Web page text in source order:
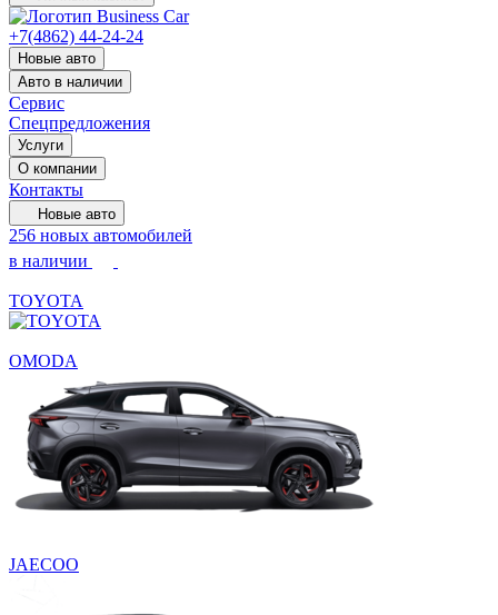
+7(4862) 44-24-24
Новые авто
Авто в наличии
Сервис
Спецпредложения
Услуги
О компании
Контакты
Новые авто
256 новых автомобилей
в наличии
TOYOTA
OMODA
JAECOO